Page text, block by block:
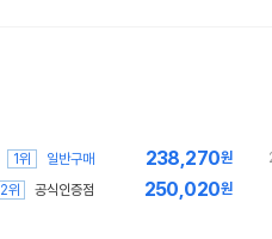
238,270원
1위
일반구매
250,020원
2위 공식인증점